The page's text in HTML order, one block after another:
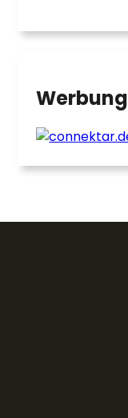
Werbung